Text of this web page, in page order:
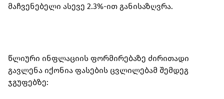
მაჩვენებელი ასევე 2.3%-ით განისაზღვრა.
წლიური ინფლაციის ფორმირებაზე ძირითადი
გავლენა იქონია ფასების ცვლილებამ შემდეგ
ჯგუფებზე: